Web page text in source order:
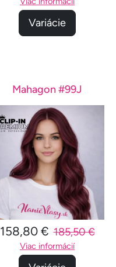
Variácie
Mahagon #99J
158,80 € 185,50 €
Viac informácií